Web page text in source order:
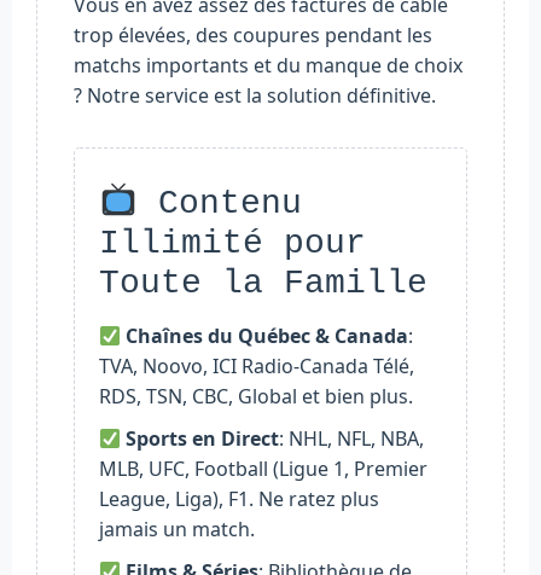
trop élevées, des coupures pendant les
matchs importants et du manque de choix
? Notre service est la solution définitive.
Contenu
Illimité pour
Toute la Famille
Chaînes du Québec & Canada:
TVA, Noovo, ICI Radio-Canada Télé,
RDS, TSN, CBC, Global et bien plus.
Sports en Direct: NHL, NFL, NBA,
MLB, UFC, Football (Ligue 1, Premier
League, Liga), F1. Ne ratez plus
jamais un match.